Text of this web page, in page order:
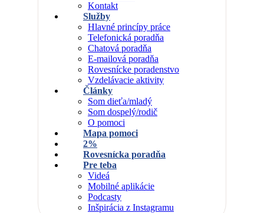
Kontakt
Služby
Hlavné princípy práce
Telefonická poradňa
Chatová poradňa
E-mailová poradňa
Rovesnícke poradenstvo
Vzdelávacie aktivity
Články
Som dieťa/mladý
Som dospelý/rodič
O pomoci
Mapa pomoci
2%
Rovesnícka poradňa
Pre teba
Videá
Mobilné aplikácie
Podcasty
Inšpirácia z Instagramu